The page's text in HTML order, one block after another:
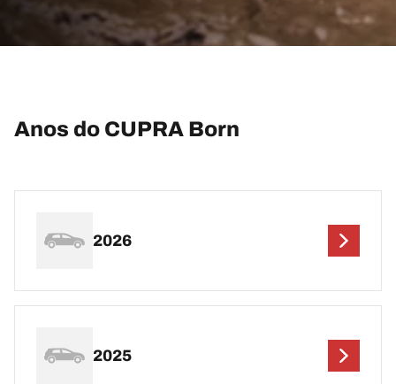
Anos do CUPRA Born
2026
2025